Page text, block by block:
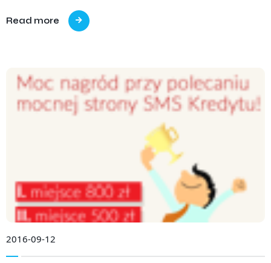
Read more
2016-09-12